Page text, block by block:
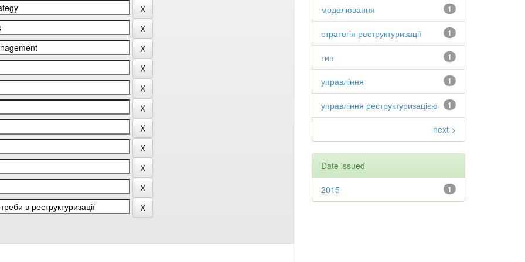
1
моделювання
1
стратегія реструктуризації
1
тип
1
управління
1
управління реструктуризацією
next >
Date issued
1
2015